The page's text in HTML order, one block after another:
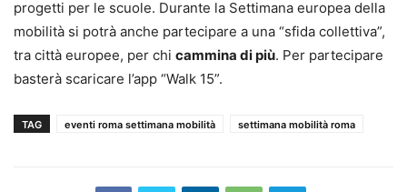
progetti per le scuole. Durante la Settimana europea della
mobilità si potrà anche partecipare a una “sfida collettiva”,
tra città europee, per chi cammina di più. Per partecipare
basterà scaricare l’app “Walk 15”.
TAG eventi roma settimana mobilità settimana mobilità roma